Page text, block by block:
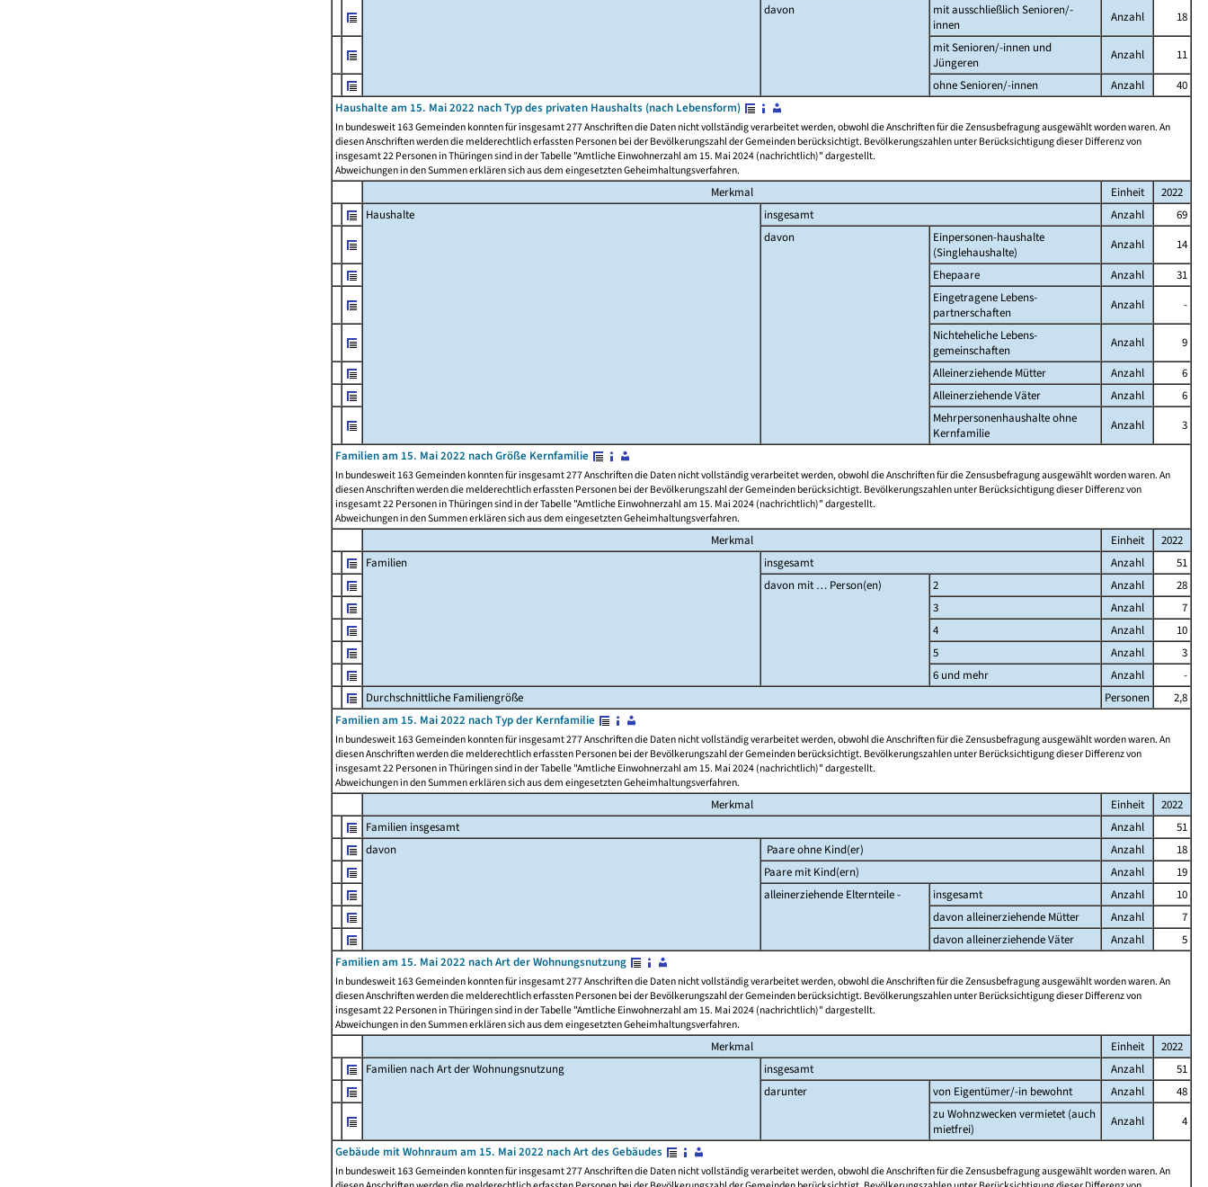
davon
mit ausschließlich Senioren/-
innen
Anzahl
18
mit Senioren/-innen und
Jüngeren
Anzahl
11
ohne Senioren/-innen
Anzahl
40
Haushalte am 15. Mai 2022 nach Typ des privaten Haushalts (nach Lebensform)
In bundesweit 163 Gemeinden konnten für insgesamt 277 Anschriften die Daten nicht vollständig verarbeitet werden, obwohl die Anschriften für die Zensusbefragung ausgewählt worden waren. An
diesen Anschriften werden die melderechtlich erfassten Personen bei der Bevölkerungszahl der Gemeinden berücksichtigt. Bevölkerungszahlen unter Berücksichtigung dieser Differenz von
insgesamt 22 Personen in Thüringen sind in der Tabelle "Amtliche Einwohnerzahl am 15. Mai 2024 (nachrichtlich)" dargestellt.
Abweichungen in den Summen erklären sich aus dem eingesetzten Geheimhaltungsverfahren.
Merkmal Einheit
2022
Haushalte
insgesamt Anzahl
69
davon
Einpersonen-haushalte
(Singlehaushalte)
Anzahl
14
Ehepaare
Anzahl
31
Eingetragene Lebens-
partnerschaften
Anzahl
-
Nichteheliche Lebens-
gemeinschaften
Anzahl
9
Alleinerziehende Mütter
Anzahl
6
Alleinerziehende Väter
Anzahl
6
Mehrpersonenhaushalte ohne
Kernfamilie
Anzahl
3
Familien am 15. Mai 2022 nach Größe Kernfamilie
In bundesweit 163 Gemeinden konnten für insgesamt 277 Anschriften die Daten nicht vollständig verarbeitet werden, obwohl die Anschriften für die Zensusbefragung ausgewählt worden waren. An
diesen Anschriften werden die melderechtlich erfassten Personen bei der Bevölkerungszahl der Gemeinden berücksichtigt. Bevölkerungszahlen unter Berücksichtigung dieser Differenz von
insgesamt 22 Personen in Thüringen sind in der Tabelle "Amtliche Einwohnerzahl am 15. Mai 2024 (nachrichtlich)" dargestellt.
Abweichungen in den Summen erklären sich aus dem eingesetzten Geheimhaltungsverfahren.
Merkmal Einheit
2022
Familien
insgesamt Anzahl
51
davon mit … Person(en)
2 Anzahl
28
3
Anzahl
7
4
Anzahl
10
5
Anzahl
3
6 und mehr
Anzahl
-
Durchschnittliche Familiengröße
Personen
2,8
Familien am 15. Mai 2022 nach Typ der Kernfamilie
In bundesweit 163 Gemeinden konnten für insgesamt 277 Anschriften die Daten nicht vollständig verarbeitet werden, obwohl die Anschriften für die Zensusbefragung ausgewählt worden waren. An
diesen Anschriften werden die melderechtlich erfassten Personen bei der Bevölkerungszahl der Gemeinden berücksichtigt. Bevölkerungszahlen unter Berücksichtigung dieser Differenz von
insgesamt 22 Personen in Thüringen sind in der Tabelle "Amtliche Einwohnerzahl am 15. Mai 2024 (nachrichtlich)" dargestellt.
Abweichungen in den Summen erklären sich aus dem eingesetzten Geheimhaltungsverfahren.
Merkmal Einheit
2022
Familien insgesamt
Anzahl
51
davon
Paare ohne Kind(er) Anzahl
18
Paare mit Kind(ern)
Anzahl
19
alleinerziehende Elternteile -
insgesamt Anzahl
10
davon alleinerziehende Mütter
Anzahl
7
davon alleinerziehende Väter
Anzahl
5
Familien am 15. Mai 2022 nach Art der Wohnungsnutzung
In bundesweit 163 Gemeinden konnten für insgesamt 277 Anschriften die Daten nicht vollständig verarbeitet werden, obwohl die Anschriften für die Zensusbefragung ausgewählt worden waren. An
diesen Anschriften werden die melderechtlich erfassten Personen bei der Bevölkerungszahl der Gemeinden berücksichtigt. Bevölkerungszahlen unter Berücksichtigung dieser Differenz von
insgesamt 22 Personen in Thüringen sind in der Tabelle "Amtliche Einwohnerzahl am 15. Mai 2024 (nachrichtlich)" dargestellt.
Abweichungen in den Summen erklären sich aus dem eingesetzten Geheimhaltungsverfahren.
Merkmal Einheit
2022
Familien nach Art der Wohnungsnutzung
insgesamt Anzahl
51
darunter
von Eigentümer/-in bewohnt Anzahl
48
zu Wohnzwecken vermietet (auch
mietfrei)
Anzahl
4
Gebäude mit Wohnraum am 15. Mai 2022 nach Art des Gebäudes
In bundesweit 163 Gemeinden konnten für insgesamt 277 Anschriften die Daten nicht vollständig verarbeitet werden, obwohl die Anschriften für die Zensusbefragung ausgewählt worden waren. An